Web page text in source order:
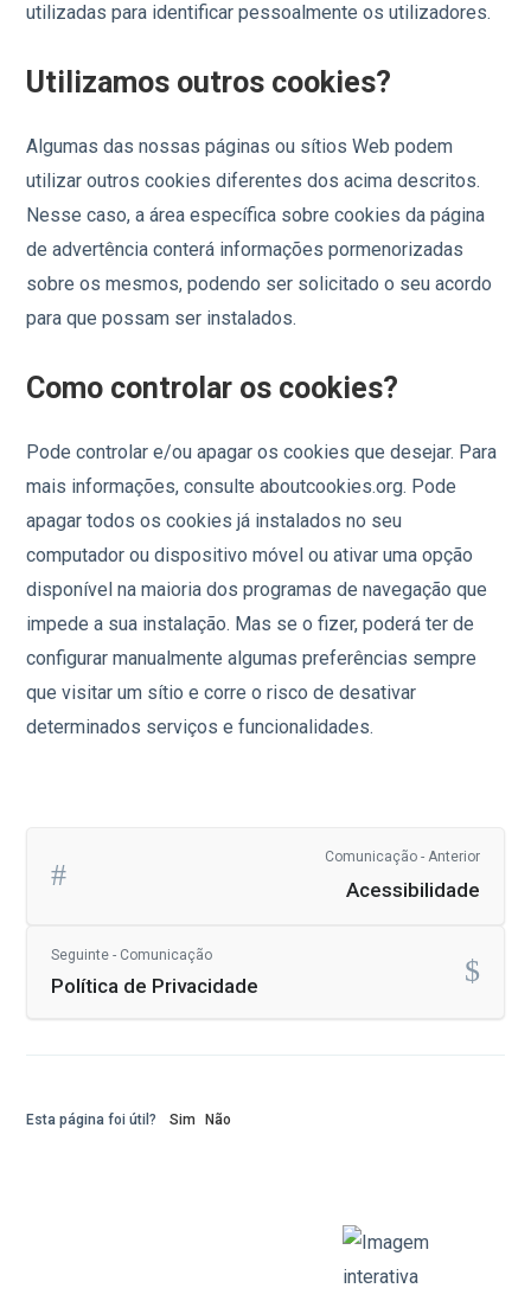
utilizadas para identificar pessoalmente os utilizadores.
Utilizamos outros cookies?
Algumas das nossas páginas ou sítios Web podem
utilizar outros cookies diferentes dos acima descritos.
Nesse caso, a área específica sobre cookies da página
de advertência conterá informações pormenorizadas
sobre os mesmos, podendo ser solicitado o seu acordo
para que possam ser instalados.
Como controlar os cookies?
Pode controlar e/ou apagar os cookies que desejar. Para
mais informações, consulte aboutcookies.org. Pode
apagar todos os cookies já instalados no seu
computador ou dispositivo móvel ou ativar uma opção
disponível na maioria dos programas de navegação que
impede a sua instalação. Mas se o fizer, poderá ter de
configurar manualmente algumas preferências sempre
que visitar um sítio e corre o risco de desativar
determinados serviços e funcionalidades.
Comunicação - Anterior
Acessibilidade
Seguinte - Comunicação
Política de Privacidade
Esta página foi útil? Sim Não